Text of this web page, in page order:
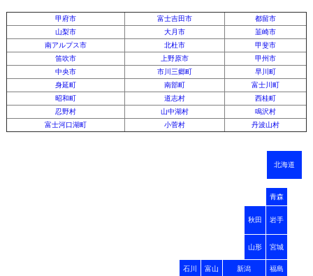
甲府市 富士吉田市
都留市
山梨市
大月市
韮崎市
南アルプス市
北杜市
甲斐市
笛吹市
上野原市
甲州市
中央市
市川三郷町
早川町
身延町
南部町
富士川町
昭和町
道志村
西桂町
忍野村
山中湖村
鳴沢村
富士河口湖町
小菅村 丹波山村
北海道
青森
秋田 岩手
山形 宮城
石川 富山 新潟 福島